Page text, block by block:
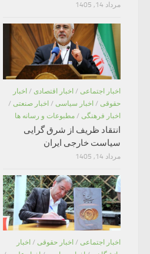
مرداد 14, 1405
اخبار اجتماعی / اخبار اقتصادی / اخبار
حقوقی / اخبار سیاسی / اخبار صنعتی /
اخبار فرهنگی / مطبوعات و رسانه ها
انتقاد ظریف از شرق گرایی
سیاست خارجی ایران
مرداد 14, 1405
اخبار اجتماعی / اخبار حقوقی / اخبار